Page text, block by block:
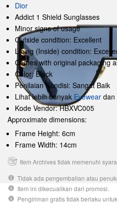
Dior
Addict 1 Shield Sunglasses
Minor signs of usage
Outside condition: Excellent
Lining (Inside) condition:
Comes with original packaging
Color: Black
Penilaian Kondisi: Sangat Baik
Lihat lebih banyak Eyewear dan
Kode Vendor: HBXVC005
Approximate dimensions:
Frame Height: 6cm
Frame Width: 14cm
Item Archives tidak memenuhi
Tidak ada pengembalian atau
Item ini dikecualikan dari promosi.
Pengiriman gratis tidak berlaku